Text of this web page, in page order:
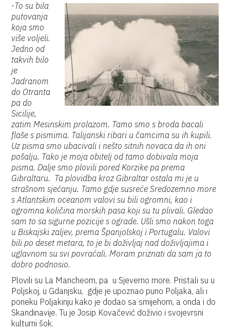
-To su bila
putovanja
koja smo
više voljeli.
Jedno od
takvih bilo
je
Jadranom
do Otranta
pa do
Sicilije,
zatim Mesinskim prolazom. Tamo smo s broda bacali
flaše s pismima. Talijanski ribari u čamcima su ih kupili.
Uz pisma smo ubacivali i nešto sitnih novaca da ih oni
pošalju. Tako je moja obitelj od tamo dobivala moja
pisma. Dalje smo plovili pored Korzike pa prema
Gibraltaru. Ta plovidba kroz Gibraltar ostala mi je u
strašnom sjećanju. Tamo gdje susreće Sredozemno more
s Atlantskim oceanom valovi su bili ogromni, kao i
ogromna količina morskih pasa koji su tu plivali. Gledao
sam to sa sigurne pozicije s ograde. Ušli smo nakon toga
u Biskajski zaljev, prema Španjolskoj i Portugalu. Valovi
bili po deset metara, to je bi doživljaj nad doživljajima i
uglavnom su svi povraćali. Moram priznati da sam ja to
dobro podnosio.
Plovili su La Mancheom, pa u Sjeverno more. Pristali su u
Poljskoj, u Gdanjsku, gdje je upoznao puno Poljaka, ali i
poneku Poljakinju kako je dodao sa smijehom, a onda i do
Skandinavije. Tu je Josip Kovačević doživio i svojevrsni
kulturni šok.